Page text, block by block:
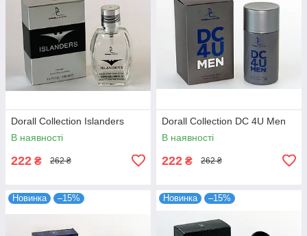
Dorall Collection Islanders
В наявності
222 ₴ 262 ₴
Dorall Collection DC 4U Men
В наявності
222 ₴ 262 ₴
Новинка –15% Новинка –15%